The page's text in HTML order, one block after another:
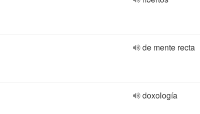
de mente recta
doxología